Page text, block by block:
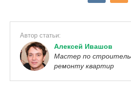
Автор статьи:
Алексей Ивашов
Мастер по
ремонту квартир